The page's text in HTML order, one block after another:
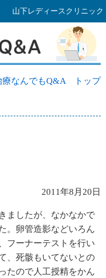
山下レディースクリニック
療なんでもQ&A トップ
2011年8月20日
ましたが、なかなかで
。卵管造影などいろん
フーナーテストを行い
、死骸もいてないとの
たので人工授精をかん